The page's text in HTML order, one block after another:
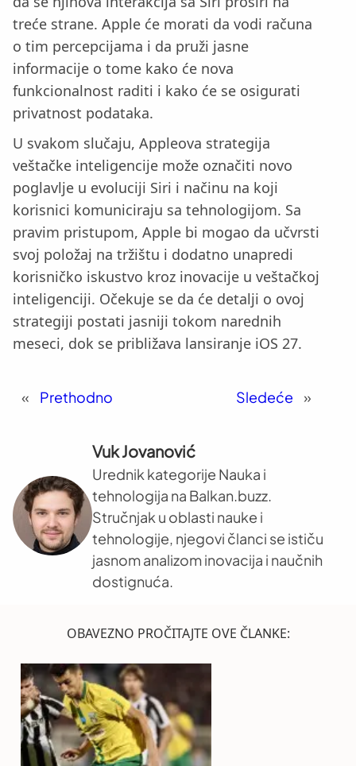
treće strane. Apple će morati da vodi računa
o tim percepcijama i da pruži jasne
informacije o tome kako će nova
funkcionalnost raditi i kako će se osigurati
privatnost podataka.
U svakom slučaju, Appleova strategija
veštačke inteligencije može označiti novo
poglavlje u evoluciji Siri i načinu na koji
korisnici komuniciraju sa tehnologijom. Sa
pravim pristupom, Apple bi mogao da učvrsti
svoj položaj na tržištu i dodatno unapredi
korisničko iskustvo kroz inovacije u veštačkoj
inteligenciji. Očekuje se da će detalji o ovoj
strategiji postati jasniji tokom narednih
meseci, dok se približava lansiranje iOS 27.
« Prethodno Sledeće »
Vuk Jovanović
Urednik kategorije Nauka i
tehnologija na Balkan.buzz.
Stručnjak u oblasti nauke i
tehnologije, njegovi članci se ističu
jasnom analizom inovacija i naučnih
dostignuća.
OBAVEZNO PROČITAJTE OVE ČLANKE: